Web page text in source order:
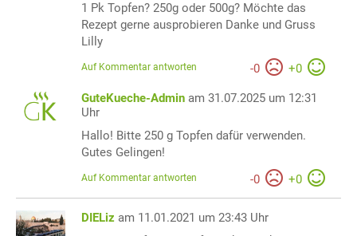
1 Pk Topfen? 250g oder 500g? Möchte das
Rezept gerne ausprobieren Danke und Gruss
Lilly
-0 +0
Auf Kommentar antworten
GuteKueche-Admin am 31.07.2025 um 12:31
Uhr
Hallo! Bitte 250 g Topfen dafür verwenden.
Gutes Gelingen!
-0 +0
Auf Kommentar antworten
DIELiz am 11.01.2021 um 23:43 Uhr